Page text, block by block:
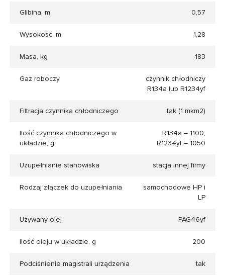
Glibina, m 0,57
Wysokość, m 1,28
Masa, kg 183
Gaz roboczy
czynnik chłodniczy
R134a lub R1234yf
Filtracja czynnika chłodniczego tak (1 mkm2)
Ilość czynnika chłodniczego w
układzie, g
R134a – 1100,
R1234yf – 1050
Uzupełnianie stanowiska stacja innej firmy
Rodzaj złączek do uzupełniania
samochodowe HP i
LP
Używany olej PAG46yf
Ilość oleju w układzie, g 200
Podciśnienie magistrali urządzenia tak